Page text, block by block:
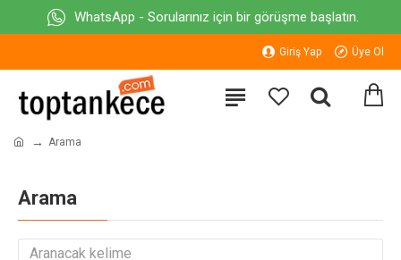
WhatsApp - Sorularınız için bir görüşme başlatın.
Giriş Yap Üye Ol
Arama
Arama